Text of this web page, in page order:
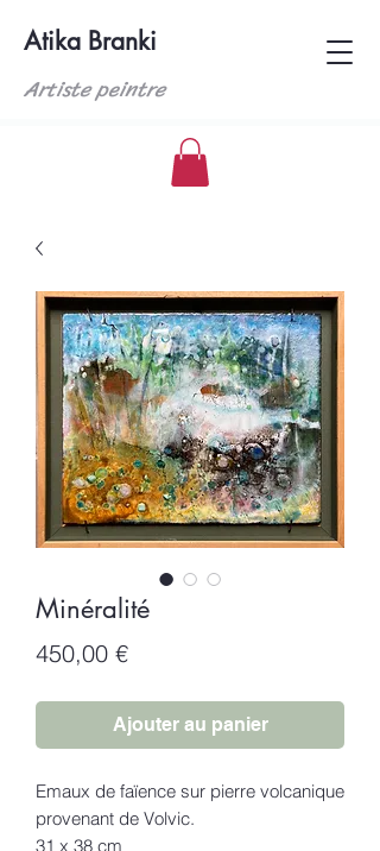
Atika Branki
Artiste peintre
Minéralité
450,00 €Prix
Ajouter au panier
Emaux de faïence sur pierre volcanique
provenant de Volvic.
31 x 38 cm